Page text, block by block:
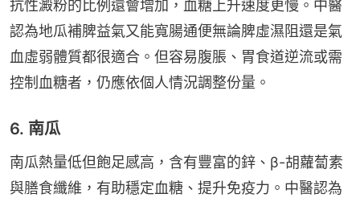
抗性澱粉的比例還會增加，血糖上升速度更慢。中醫
認為地瓜補脾益氣又能寬腸通便無論脾虛濕阻還是氣
血虛弱體質都很適合。但容易腹脹、胃食道逆流或需
控制血糖者，仍應依個人情況調整份量。
6. 南瓜
南瓜熱量低但飽足感高，含有豐富的鋅、β-胡蘿蔔素
與膳食纖維，有助穩定血糖、提升免疫力。中醫認為